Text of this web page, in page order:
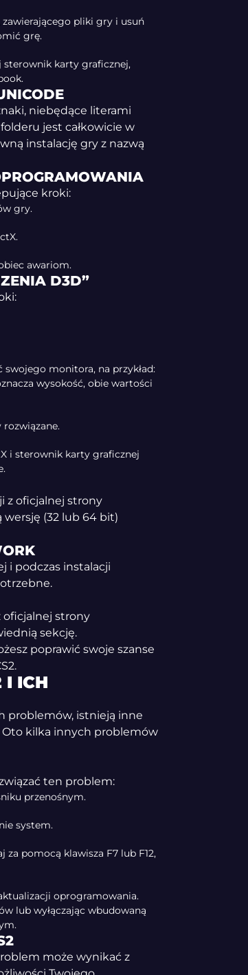
pliki gry i usuń
grę.
sterownik karty graficznej,
niebędące literami
jest całkowicie w
instalację gry z nazwą
kroki:
gry.
awariom.
D3D”
monitora, na przykład:
wysokość, obie wartości
rozwiązane.
i sterownik karty graficznej
z oficjalnej strony
(32 lub 64 bit)
i podczas instalacji
oficjalnej strony
sekcję.
poprawić swoje szanse
I ICH
problemów, istnieją inne
Oto kilka innych problemów
ten problem:
przenośnym.
system.
za pomocą klawisza F7 lub F12,
oprogramowania.
lub wyłączając wbudowaną
może wynikać z